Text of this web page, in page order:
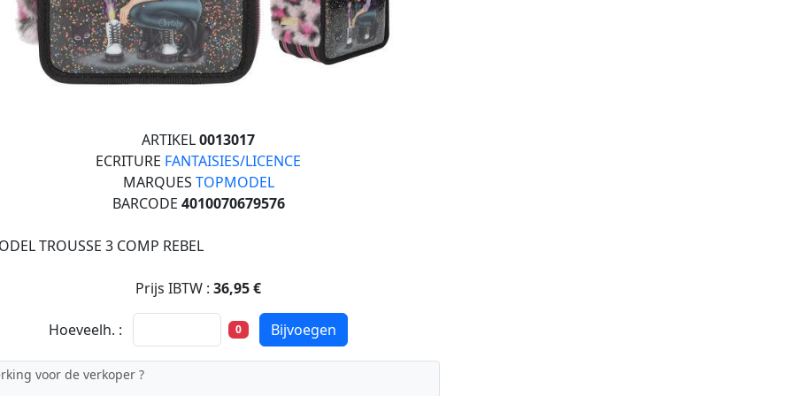
ARTIKEL0013017
ECRITURE FANTAISIES/LICENCE
MARQUES TOPMODEL
BARCODE 4010070679576
TROUSSE 3 COMP REBEL
Prijs IBTW : 36,95 €
Hoeveelh. : 0 Bijvoegen